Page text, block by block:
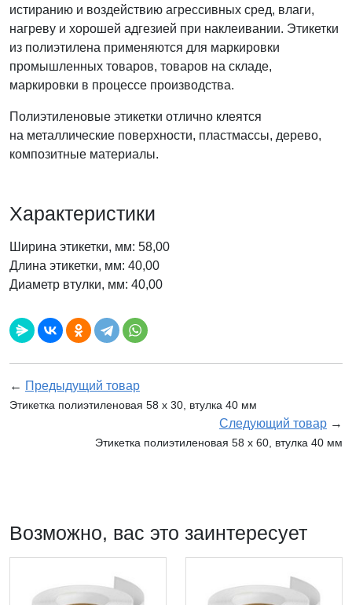
истиранию и воздействию агрессивных сред, влаги,
нагреву и хорошей адгезией при наклеивании. Этикетки
из полиэтилена применяются для маркировки
промышленных товаров, товаров на складе,
маркировки в процессе производства.
Полиэтиленовые этикетки отлично клеятся
на металлические поверхности, пластмассы, дерево,
композитные материалы.
Характеристики
Ширина этикетки, мм: 58,00
Длина этикетки, мм: 40,00
Диаметр втулки, мм: 40,00
← Предыдущий товар
Этикетка полиэтиленовая 58 x 30, втулка 40 мм
Следующий товар →
Этикетка полиэтиленовая 58 x 60, втулка 40 мм
Возможно, вас это заинтересует